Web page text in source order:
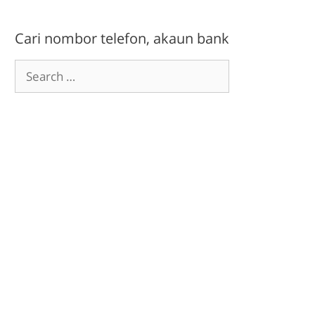
Cari nombor telefon, akaun bank
Search
for: